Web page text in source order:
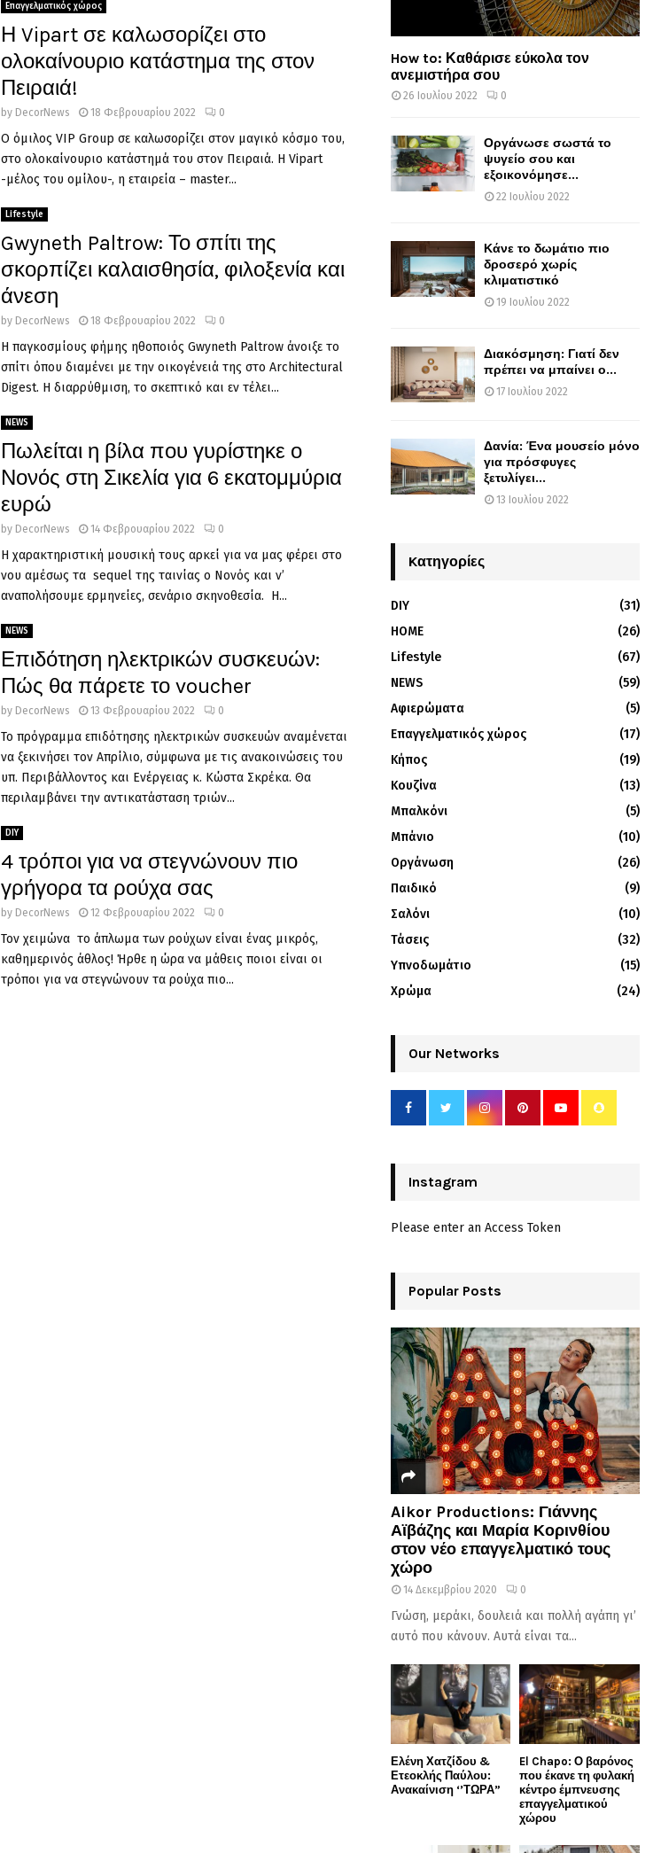
Επαγγελματικός χώρος
Η Vipart σε καλωσορίζει στο
ολοκαίνουριο κατάστημα της στον
Πειραιά!
by DecorNews 18 Φεβρουαρίου 2022 0
Ο όμιλος VIP Group σε καλωσορίζει στον μαγικό κόσμο του,
στο ολοκαίνουριο κατάστημά του στον Πειραιά. Η Vipart
-μέλος του ομίλου-, η εταιρεία – master...
Lifestyle
Gwyneth Paltrow: Το σπίτι της
σκορπίζει καλαισθησία, φιλοξενία και
άνεση
by DecorNews 18 Φεβρουαρίου 2022 0
Η παγκοσμίους φήμης ηθοποιός Gwyneth Paltrow άνοιξε το
σπίτι όπου διαμένει με την οικογένειά της στο Architectural
Digest. Η διαρρύθμιση, το σκεπτικό και εν τέλει...
NEWS
Πωλείται η βίλα που γυρίστηκε ο
Νονός στη Σικελία για 6 εκατομμύρια
ευρώ
by DecorNews 14 Φεβρουαρίου 2022 0
Η χαρακτηριστική μουσική τους αρκεί για να μας φέρει στο
νου αμέσως τα sequel της ταινίας ο Νονός και ν’
αναπολήσουμε ερμηνείες, σενάριο σκηνοθεσία. Η...
NEWS
Επιδότηση ηλεκτρικών συσκευών:
Πώς θα πάρετε το voucher
by DecorNews 13 Φεβρουαρίου 2022 0
Το πρόγραμμα επιδότησης ηλεκτρικών συσκευών αναμένεται
να ξεκινήσει τον Απρίλιο, σύμφωνα με τις ανακοινώσεις του
υπ. Περιβάλλοντος και Ενέργειας κ. Κώστα Σκρέκα. Θα
περιλαμβάνει την αντικατάσταση τριών...
DIY
4 τρόποι για να στεγνώνουν πιο
γρήγορα τα ρούχα σας
by DecorNews 12 Φεβρουαρίου 2022 0
Τον χειμώνα το άπλωμα των ρούχων είναι ένας μικρός,
καθημερινός άθλος! Ήρθε η ώρα να μάθεις ποιοι είναι οι
τρόποι για να στεγνώνουν τα ρούχα πιο...
How to: Καθάρισε εύκολα τον
ανεμιστήρα σου
26 Ιουλίου 2022 0
Οργάνωσε σωστά το
ψυγείο σου και
εξοικονόμησε...
22 Ιουλίου 2022
Κάνε το δωμάτιο πιο
δροσερό χωρίς
κλιματιστικό
19 Ιουλίου 2022
Διακόσμηση: Γιατί δεν
πρέπει να μπαίνει ο...
17 Ιουλίου 2022
Δανία: Ένα μουσείο μόνο
για πρόσφυγες
ξετυλίγει...
13 Ιουλίου 2022
Kατηγορίες
DIY
(31)
HOME
(26)
Lifestyle
(67)
NEWS
(59)
Αφιερώματα
(5)
Επαγγελματικός χώρος
(17)
Κήπος
(19)
Κουζίνα
(13)
Μπαλκόνι
(5)
Μπάνιο
(10)
Οργάνωση
(26)
Παιδικό
(9)
Σαλόνι
(10)
Τάσεις
(32)
Υπνοδωμάτιο
(15)
Χρώμα
(24)
Our Networks
Instagram
Please enter an Access Token
Popular Posts
Aikor Productions: Γιάννης
Αϊβάζης και Μαρία Κορινθίου
στον νέο επαγγελματικό τους
χώρο
14 Δεκεμβρίου 2020 0
Γνώση, μεράκι, δουλειά και πολλή αγάπη γι’
αυτό που κάνουν. Αυτά είναι τα...
Ελένη Χατζίδου &
Ετεοκλής Παύλου:
Ανακαίνιση ‘’ΤΩΡΑ”
El Chapo: Ο βαρόνος
που έκανε τη φυλακή
κέντρο έμπνευσης
επαγγελματικού
χώρου